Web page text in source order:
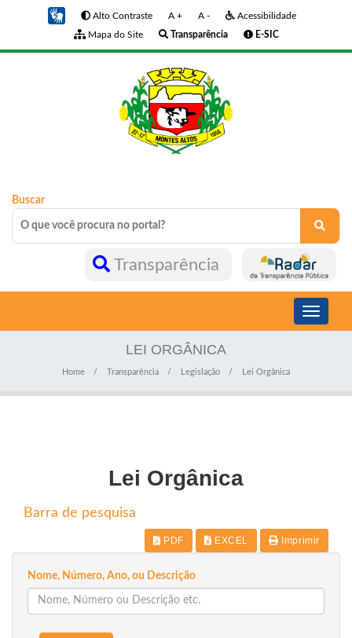
Alto Contraste A + A -
Acessibilidade
Mapa do Site
Transparência E-SIC
Buscar
Transparência
Toggle
LEI ORGÂNICA
Home Transparência Legislação Lei Orgânica
Lei Orgânica
Barra de pesquisa
PDF EXCEL Imprimir
Nome, Número, Ano, ou Descrição